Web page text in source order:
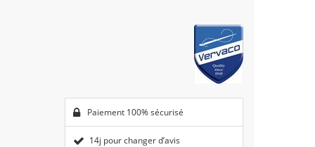
Paiement 100% sécurisé
14j pour changer d’avis